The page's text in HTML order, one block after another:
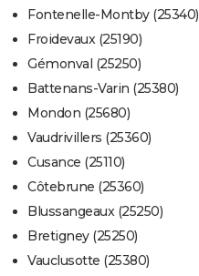
Fontenelle-Montby (25340)
Froidevaux (25190)
Gémonval (25250)
Battenans-Varin (25380)
Mondon (25680)
Vaudrivillers (25360)
Cusance (25110)
Côtebrune (25360)
Blussangeaux (25250)
Bretigney (25250)
Vauclusotte (25380)